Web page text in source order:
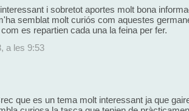
i sobretot aportes molt bona
semblat molt curiós com aquestes
es repartien cada una la feina per fer.
a les 9:53
que es un tema molt interessant ja que